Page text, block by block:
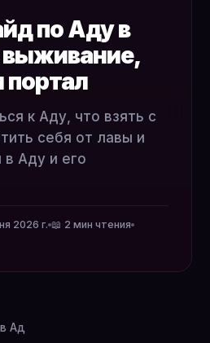
по Аду в
портал
к Аду, что взять с
себя от лавы и
Аду и его
2026 г. 📖 2 мин чтения
Ад